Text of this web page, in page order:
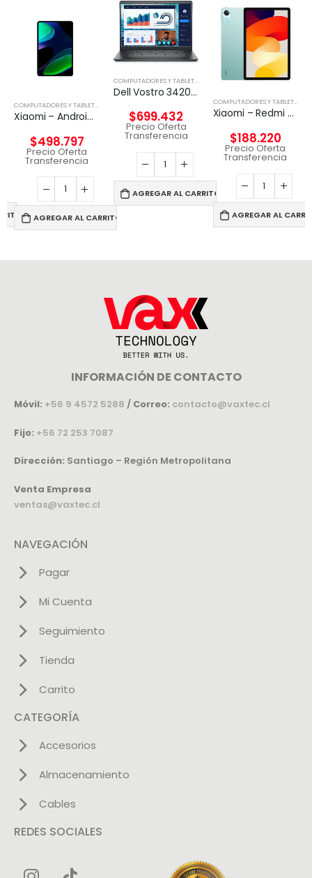
TABLETA COMPUTADORES Y TABLETS
Xiaomi – Android – Snapdragon 680 – 6GB RAM 128GB ROM
$498.797
Precio Oferta
Transferencia
AGREGAR AL CARRITO
COMPUTADORES Y TABLETS, NOTEBOOK
Dell Vostro 3420 – Notebook – 14″ – 1366 x 768 LED – Intel Core I5-1135G7
$699.432
Precio Oferta
Transferencia
AGREGAR AL CARRITO
COMPUTADORES Y TABLETS,
Xiaomi – Redmi Pad SE – Android – Snapdragon 680
$188.220
Precio Oferta
Transferencia
AGREGAR AL
INFORMACIÓN DE CONTACTO
Móvil: +56 9 4572 5288 / Correo: contacto@vaxtec.cl
Fijo: +56 72 253 7087
Dirección: Santiago – Región Metropolitana
Venta Empresa
ventas@vaxtec.cl
NAVEGACIÓN
Pagar
Mi Cuenta
Seguimiento
Tienda
Carrito
CATEGORÍA
Accesorios
Almacenamiento
Cables
REDES SOCIALES